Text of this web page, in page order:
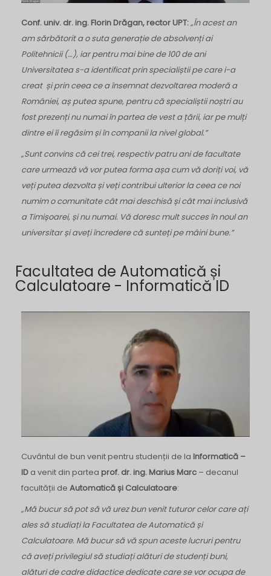
Conf. univ. dr. ing. Florin Drăgan, rector UPT:„În acest an
am sărbătorit a o suta generație de absolvenți ai
Politehnicii (…), iar pentru mai bine de 100 de ani
Universitatea s-a identificat prin specialiștii pe care i-a
creat și prin ceea ce a însemnat dezvoltarea moderă a
României, aș putea spune, pentru că specialiștii noștri au
fost prezenți nu numai în partea de vest a țării, iar pe mulți
dintre ei îi regăsim și în companii la nivel global.”
„Sunt convins că cei trei, respectiv patru ani de facultate
care urmează vă vor putea forma așa cum vă doriți voi, vă
veți putea dezvolta și veți contribui ulterior la ceea ce noi
numim o comunitate cât mai deschisă și cât mai inclusivă
a Timișoarei, și nu numai. Vă doresc mult succes în noul an
universitar și aveți încredere că sunteți pe mâini bune.”
Facultatea de Automatică și
Calculatoare - Informatică ID
Cuvântul de bun venit pentru studenții de la Informatică –
ID a venit din partea prof. dr. ing. Marius Marc – decanul
facultății de Automatică și Calculatoare:
„Mă bucur să pot să vă urez bun venit tuturor celor care ați
ales să studiați la Facultatea de Automatică și
Calculatoare. Mă bucur să vă spun aceste lucruri pentru
că aveți privilegiul să studiați alături de studenți buni,
alături de cadre didactice dedicate care se vor ocupa de